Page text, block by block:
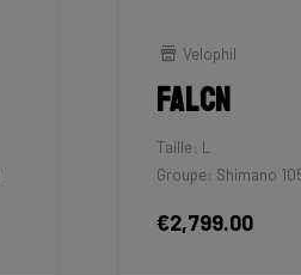
Velophil
Falcn
Taille: L
Groupe: Shimano
€2,799.00